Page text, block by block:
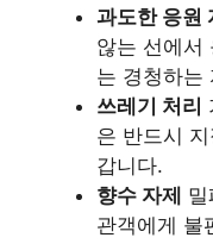
과도한 응원
않는 선에서
는 경청하는
쓰레기 처리
은 반드시
갑니다.
향수 자제
관객에게 불